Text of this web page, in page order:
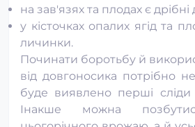
на зав'язях та плодах є дрібні
у кісточках опалих ягід та
личинки.
Починати боротьбу й
від довгоносика потрібно
буде виявлено перші сліди
Інакше можна